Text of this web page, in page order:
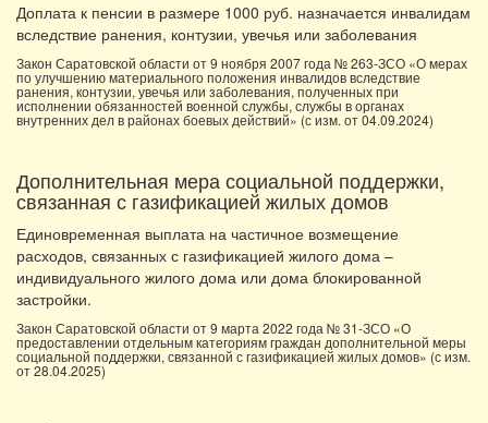
Доплата к пенсии в размере 1000 руб. назначается инвалидам
вследствие ранения, контузии, увечья или заболевания
Закон Саратовской области от 9 ноября 2007 года № 263-ЗСО «О мерах
по улучшению материального положения инвалидов вследствие
ранения, контузии, увечья или заболевания, полученных при
исполнении обязанностей военной службы, службы в органах
внутренних дел в районах боевых действий» (с изм. от 04.09.2024)
Дополнительная мера социальной поддержки,
связанная с газификацией жилых домов
Единовременная выплата на частичное возмещение
расходов, связанных с газификацией жилого дома –
индивидуального жилого дома или дома блокированной
застройки.
Закон Саратовской области от 9 марта 2022 года № 31-ЗСО «О
предоставлении отдельным категориям граждан дополнительной меры
социальной поддержки, связанной с газификацией жилых домов» (с изм.
от 28.04.2025)